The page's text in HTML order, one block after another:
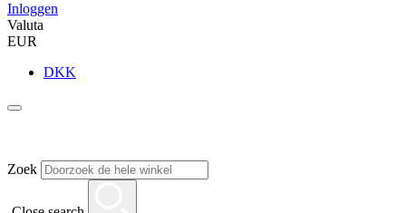
Inloggen
Valuta
EUR
DKK
Zoek